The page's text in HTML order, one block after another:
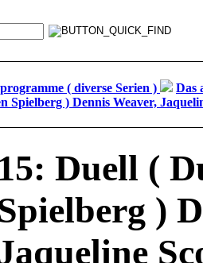
( diverse Serien )
Das
Spielberg ) Dennis Weaver,
15: Duell (
)